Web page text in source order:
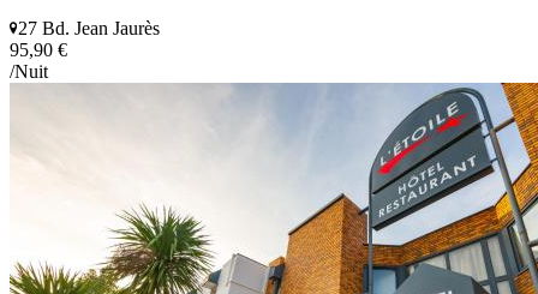
27 Bd. Jean Jaurès
95,90 €
/Nuit